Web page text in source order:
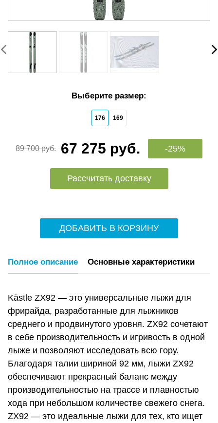
Выберите размер:
176 169
89 700 руб. 67 275 руб. -25%
Рассчитать доставку
ДОБАВИТЬ В КОРЗИНУ
Полное описание Основные характеристики
Kästle ZX92 — это универсальные лыжи для
фрирайда, разработанные для лыжников
среднего и продвинутого уровня. ZX92 сочетают
в себе производительность и игривость в одной
лыже и позволяют исследовать всю гору.
Благодаря талии шириной 92 мм, лыжи ZX92
обеспечивают прекрасный баланс между
производительностью на трассе и плавностью
хода при небольшом количестве свежего снега.
ZX92 — это идеальные лыжи для тех, кто ищет